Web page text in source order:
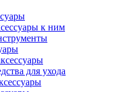
к ним
для ухода